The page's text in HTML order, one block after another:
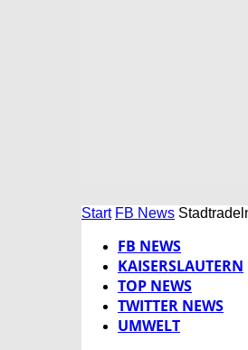
Start FB News
FB NEWS
KAISERSLAUTERN
TOP NEWS
TWITTER NEWS
UMWELT